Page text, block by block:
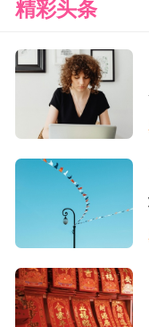
精彩头条